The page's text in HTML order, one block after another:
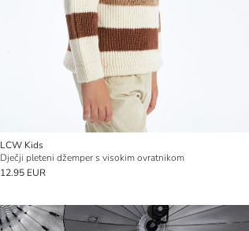
LCW Kids
Dječji pleteni džemper s visokim ovratnikom
12.95 EUR